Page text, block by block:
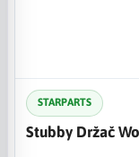
STARPARTS
Stubby Držač